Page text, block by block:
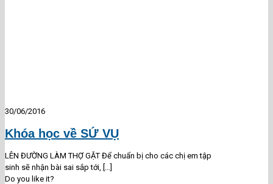
30/06/2016
Khóa học về SỨ VỤ
LÊN ĐƯỜNG LÀM THỢ GẶT Để chuẩn bị cho các chị em tập
sinh sẽ nhận bài sai sắp tới, […]
Do you like it?